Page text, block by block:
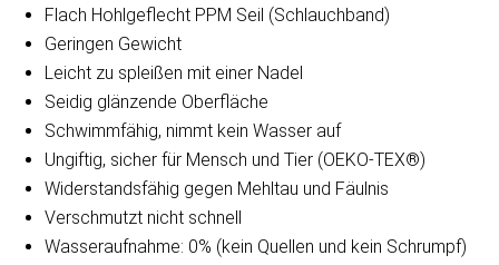
Flach Hohlgeflecht PPM Seil (Schlauchband)
Geringen Gewicht
Leicht zu spleißen mit einer Nadel
Seidig glänzende Oberfläche
Schwimmfähig, nimmt kein Wasser auf
Ungiftig, sicher für Mensch und Tier (OEKO-TEX®)
Widerstandsfähig gegen Mehltau und Fäulnis
Verschmutzt nicht schnell
Wasseraufnahme: 0% (kein Quellen und kein Schrumpf)